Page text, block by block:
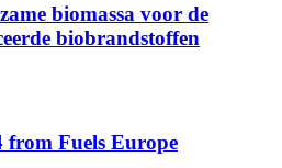
biomassa voor de
biobrandstoffen
from Fuels Europe